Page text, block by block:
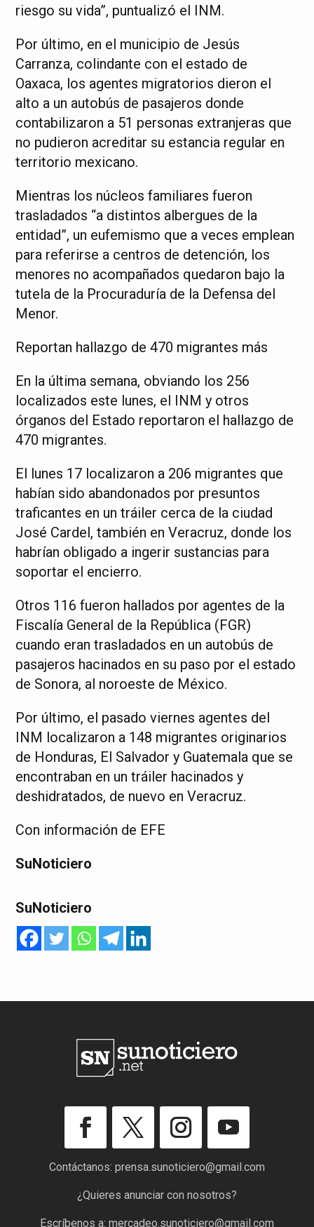
riesgo su vida”, puntualizó el INM.
Por último, en el municipio de Jesús
Carranza, colindante con el estado de
Oaxaca, los agentes migratorios dieron el
alto a un autobús de pasajeros donde
contabilizaron a 51 personas extranjeras que
no pudieron acreditar su estancia regular en
territorio mexicano.
Mientras los núcleos familiares fueron
trasladados “a distintos albergues de la
entidad”, un eufemismo que a veces emplean
para referirse a centros de detención, los
menores no acompañados quedaron bajo la
tutela de la Procuraduría de la Defensa del
Menor.
Reportan hallazgo de 470 migrantes más
En la última semana, obviando los 256
localizados este lunes, el INM y otros
órganos del Estado reportaron el hallazgo de
470 migrantes.
El lunes 17 localizaron a 206 migrantes que
habían sido abandonados por presuntos
traficantes en un tráiler cerca de la ciudad
José Cardel, también en Veracruz, donde los
habrían obligado a ingerir sustancias para
soportar el encierro.
Otros 116 fueron hallados por agentes de la
Fiscalía General de la República (FGR)
cuando eran trasladados en un autobús de
pasajeros hacinados en su paso por el estado
de Sonora, al noroeste de México.
Por último, el pasado viernes agentes del
INM localizaron a 148 migrantes originarios
de Honduras, El Salvador y Guatemala que se
encontraban en un tráiler hacinados y
deshidratados, de nuevo en Veracruz.
Con información de EFE
SuNoticiero
SuNoticiero
Contáctanos: prensa.sunoticiero@gmail.com
¿Quieres anunciar con nosotros?
Escríbenos a: mercadeo.sunoticiero@gmail.com